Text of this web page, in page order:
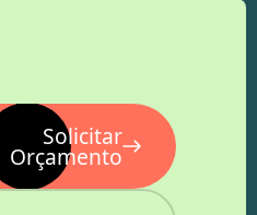
Solicitar
Orçamento